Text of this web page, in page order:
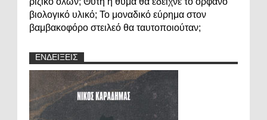
βιολογικό υλικό; Το μοναδικό εύρημα στον
βαμβακοφόρο στειλεό θα ταυτοποιούταν;
ΕΝΔΕΙΞΕΙΣ